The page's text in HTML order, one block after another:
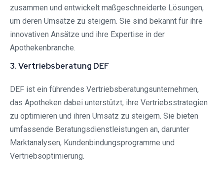
zusammen und entwickelt maßgeschneiderte Lösungen,
um deren Umsätze zu steigern. Sie sind bekannt für ihre
innovativen Ansätze und ihre Expertise in der
Apothekenbranche.
3. Vertriebsberatung DEF
DEF ist ein führendes Vertriebsberatungsunternehmen,
das Apotheken dabei unterstützt, ihre Vertriebsstrategien
zu optimieren und ihren Umsatz zu steigern. Sie bieten
umfassende Beratungsdienstleistungen an, darunter
Marktanalysen, Kundenbindungsprogramme und
Vertriebsoptimierung.